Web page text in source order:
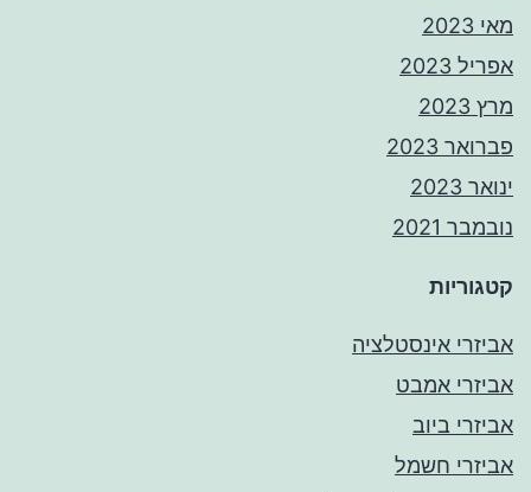
מאי 2023
אפריל 2023
מרץ 2023
פברואר 2023
ינואר 2023
נובמבר 2021
קטגוריות
אביזרי אינסטלציה
אביזרי אמבט
אביזרי ביוב
אביזרי חשמל